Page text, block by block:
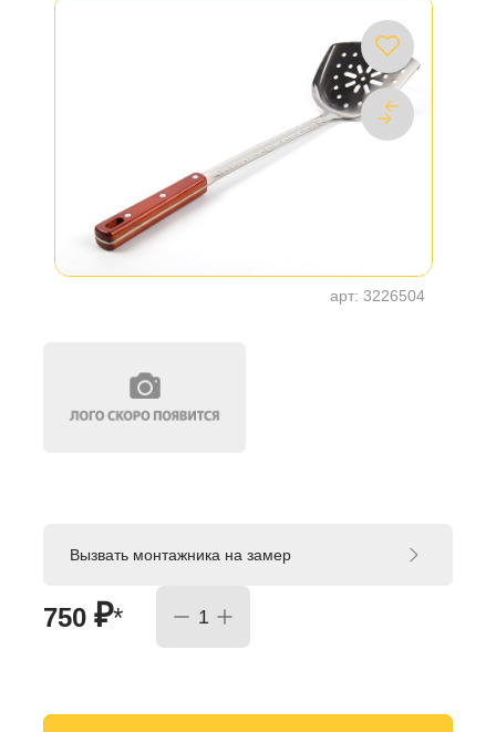
арт: 3226504
750 ₽*
Вызвать монтажника на замер